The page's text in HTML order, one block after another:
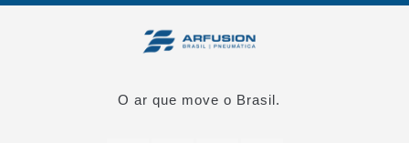
O ar que move o Brasil.